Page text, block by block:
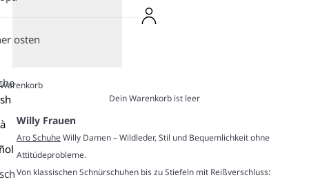
osten
Warenkorb
Dein Warenkorb ist leer
Willy Frauen
Aro SchuheWilly Damen – Wildleder, Stil und Bequemlichkeit ohne
Attitüdeprobleme.
Von klassischen Schnürschuhen bis zu Stiefeln mit Reißverschluss: